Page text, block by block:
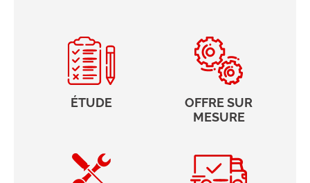
ÉTUDE
OFFRE SUR
MESURE